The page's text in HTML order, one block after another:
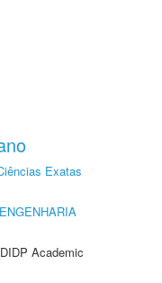
Exatas
Academic